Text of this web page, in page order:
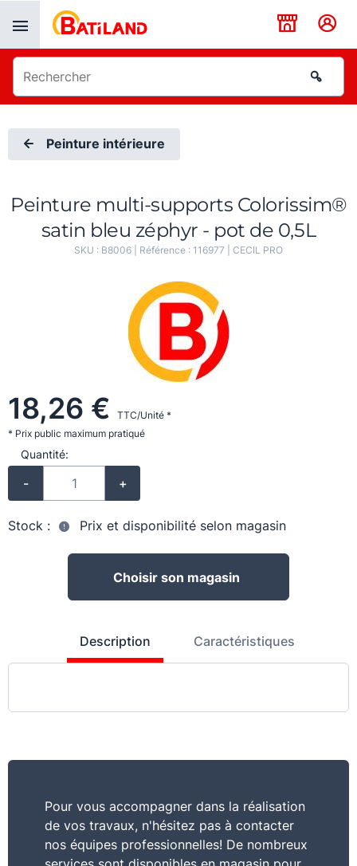
Peinture intérieure
Peinture multi-supports Colorissim®
satin bleu zéphyr - pot de 0,5L
SKU : B8006 | Référence : 116977 CECIL PRO
18,26 €
TTC/Unité *
* Prix public maximum pratiqué
Quantité:
- +
Stock : Prix et disponibilité selon magasin
Choisir son magasin
Description Caractéristiques
Pour vous accompagner dans la réalisation
de vos travaux, n'hésitez pas à contacter
nos équipes professionnelles! De nombreux
Panneau de gestion des cookies